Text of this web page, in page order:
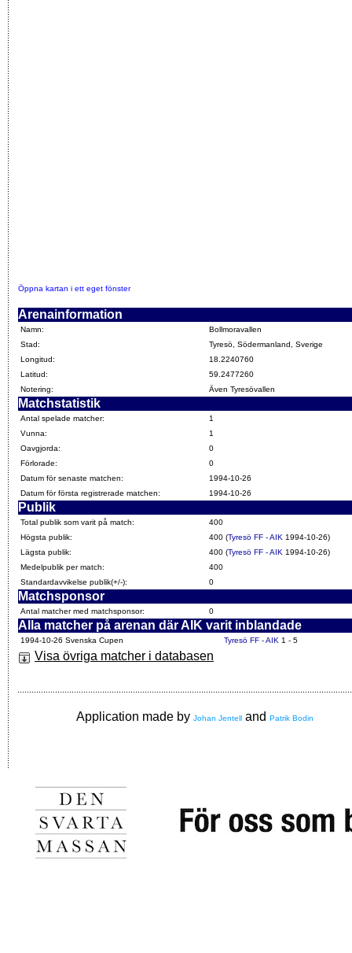
Öppna kartan i ett eget fönster
Arenainformation
Namn:
Bollmoravallen
Stad:
Tyresö, Södermanland, Sverige
Longitud:
18.2240760
Latitud:
59.2477260
Notering:
Även Tyresövallen
Matchstatistik
Antal spelade matcher:
1
Vunna:
1
Oavgjorda:
0
Förlorade:
0
Datum för senaste matchen:
1994-10-26
Datum för första registrerade matchen:
1994-10-26
Publik
Total publik som varit på match:
400
Högsta publik:
400 (Tyresö FF - AIK 1994-10-26)
Lägsta publik:
400 (Tyresö FF - AIK 1994-10-26)
Medelpublik per match:
400
Standardavvikelse publik(+/-):
0
Matchsponsor
Antal matcher med matchsponsor: 0
Alla matcher på arenan där AIK varit inblandade
1994-10-26 Svenska Cupen Tyresö FF - AIK 1 - 5
Visa övriga matcher i databasen
Application made by Johan Jentell and Patrik Bodin